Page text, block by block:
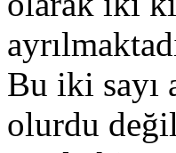
Bu iki sayı
olurdu